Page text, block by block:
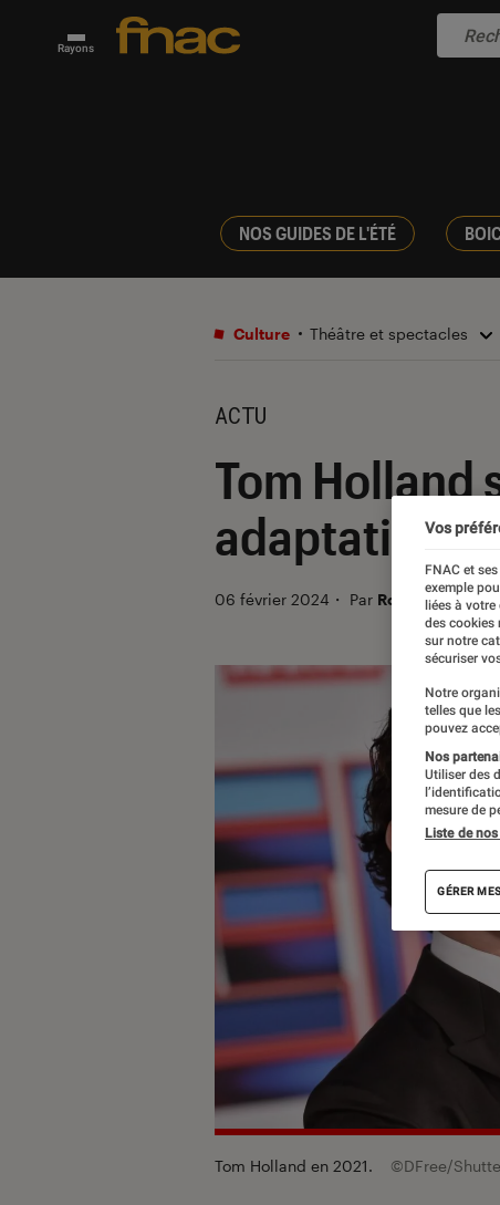
Rayons
NOS GUIDES DE L'ÉTÉ
Culture Théâtre et spectacles
ACTU
Tom Holland
adaptation
06 février 2024 ・ Par Robin Negre
Tom Holland en 2021. ©DFree/
Vos
FNAC et
exemple
liées à
des cookies
sur notre
sécuriser
Notre
telles que
pouvez
Nos
Utiliser des
mesure de
Liste de
GÉRER